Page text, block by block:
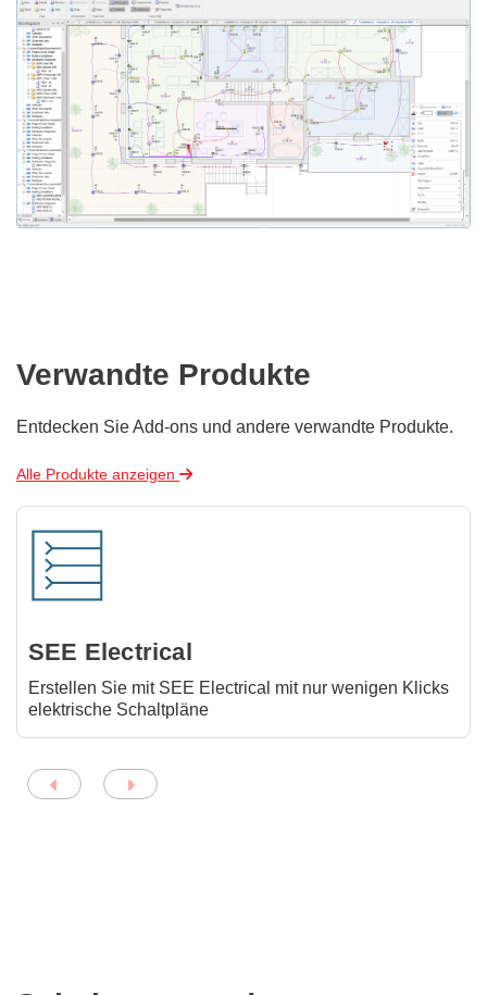
Verwandte Produkte
Entdecken Sie Add-ons und andere verwandte Produkte.
Alle Produkte anzeigen
SEE Electrical
Erstellen Sie mit SEE Electrical mit nur wenigen Klicks
elektrische Schaltpläne